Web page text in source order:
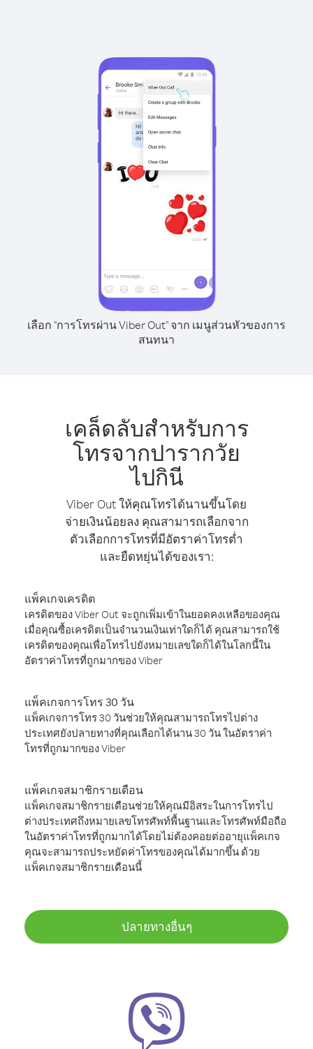
เลือก "การโทรผ่าน Viber Out" จาก เมนูส่วนหัวของการ
สนทนา
เคล็ดลับสำหรับการ
โทรจากปารากวัย
ไปกินี
Viber Out ให้คุณโทรได้นานขึ้นโดย
จ่ายเงินน้อยลง คุณสามารถเลือกจาก
ตัวเลือกการโทรที่มีอัตราค่าโทรต่ำ
และยืดหยุ่นได้ของเรา:
แพ็คเกจเครดิต
เครดิตของ Viber Out จะถูกเพิ่มเข้าในยอดคงเหลือของคุณ
เมื่อคุณซื้อเครดิตเป็นจำนวนเงินเท่าใดก็ได้ คุณสามารถใช้
เครดิตของคุณเพื่อโทรไปยังหมายเลขใดก็ได้ในโลกนี้ใน
อัตราค่าโทรที่ถูกมากของ Viber
แพ็คเกจการโทร 30 วัน
แพ็คเกจการโทร 30 วันช่วยให้คุณสามารถโทรไปต่าง
ประเทศยังปลายทางที่คุณเลือกได้นาน 30 วัน ในอัตราค่า
โทรที่ถูกมากของ Viber
แพ็คเกจสมาชิกรายเดือน
แพ็คเกจสมาชิกรายเดือนช่วยให้คุณมีอิสระในการโทรไป
ต่างประเทศถึงหมายเลขโทรศัพท์พื้นฐานและโทรศัพท์มือถือ
ในอัตราค่าโทรที่ถูกมากได้โดยไม่ต้องคอยต่ออายุแพ็คเกจ
คุณจะสามารถประหยัดค่าโทรของคุณได้มากขึ้น ด้วย
แพ็คเกจสมาชิกรายเดือนนี้
ปลายทางอื่นๆ